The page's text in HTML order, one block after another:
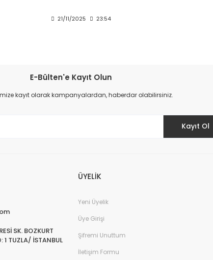
yazılım ya da iletişim kablosu
haberleşme hataları
21/11/2025 23:54
E-Bülten'e Kayıt Olun
kayıt olarak kampanyalardan, haberdar olabilirsiniz.
Kayıt Ol
SK. BOZKURT
1 TUZLA/ İSTANBUL
ÜYELİK
Yeni Üyelik
Üye Girişi
Şifremi Unuttum
İletişim Formu